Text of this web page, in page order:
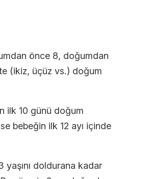
önce 8, doğumdan
(ikiz, üçüz vs.) doğum
ilk 10 günü doğum
bebeğin ilk 12 ayı içinde
doldurana kadar